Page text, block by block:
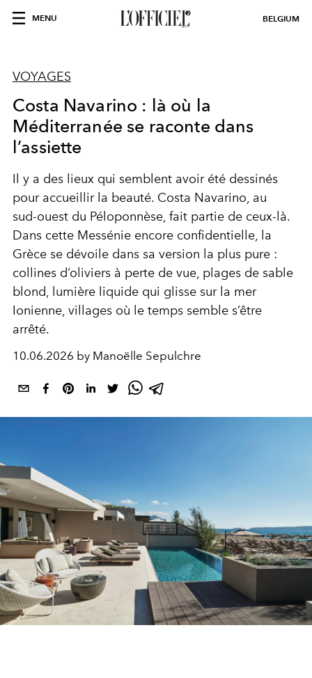
MENU BELGIUM
VOYAGES
Costa Navarino : là où la
Méditerranée se raconte dans
l’assiette
Il y a des lieux qui semblent avoir été dessinés
pour accueillir la beauté. Costa Navarino, au
sud‑ouest du Péloponnèse, fait partie de ceux‑là.
Dans cette Messénie encore confidentielle, la
Grèce se dévoile dans sa version la plus pure :
collines d’oliviers à perte de vue, plages de sable
blond, lumière liquide qui glisse sur la mer
Ionienne, villages où le temps semble s’être
arrêté.
10.06.2026 by Manoëlle Sepulchre